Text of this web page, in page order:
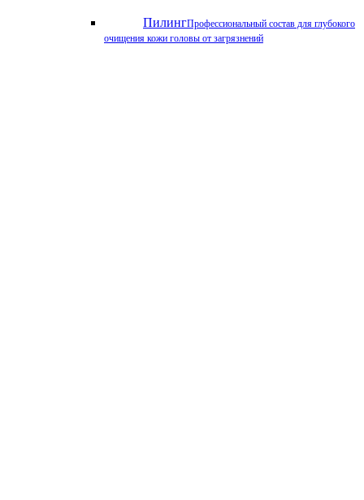
ПилингПрофессиональный состав для глубокого
очищения кожи головы от загрязнений